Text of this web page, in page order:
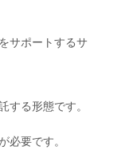
サポートするサ
する形態です。
必要です。